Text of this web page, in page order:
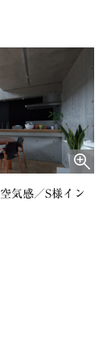
気感／S様イン